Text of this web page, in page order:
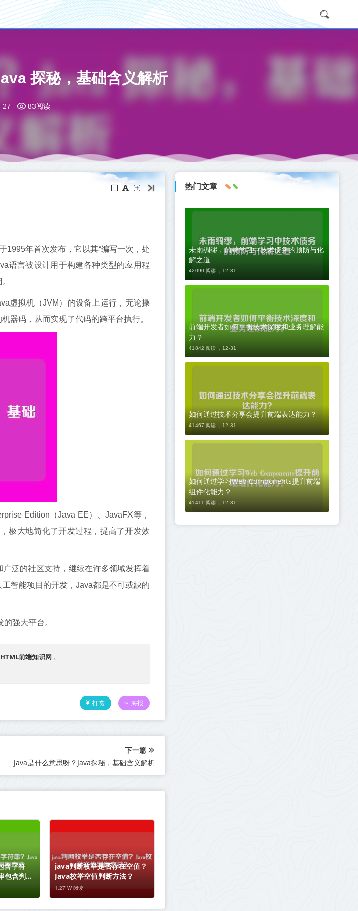
探秘，基础含义解析
27 83阅读
1995年首次发布，它以其“编写一次，处
语言被设计用于构建各种类型的应用程
虚拟机（JVM）的设备上运行，无论操
器码，从而实现了代码的跨平台执行。
Edition（Java EE）、JavaFX等，
极大地简化了开发过程，提高了开发效
泛的社区支持，继续在许多领域发挥着
智能项目的开发，Java都是不可或缺的
强大平台。
HTML前端知识网 。
打赏 海报
下一篇
java是什么意思呀？Java探秘，基础含义解析
含字符
包含判断
java判断枚举是否存在空值？
Java枚举空值判断方法？
1.27 W 阅读
热门文章
未雨绸缪，前端学习中技术债务的预防与化
解之道
42090 阅读 ， 12-31
前端开发者如何平衡技术深度和业务理解能
力？
41842 阅读 ， 12-31
如何通过技术分享会提升前端表达能力？
41467 阅读 ， 12-31
如何通过学习Web Components提升前端
组件化能力？
41411 阅读 ， 12-31